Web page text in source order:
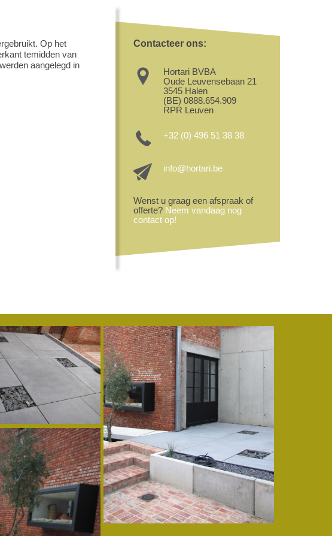
Op het
temidden van
aangelegd in
Contacteer ons:
Hortari BVBA
Oude Leuvensebaan 21
3545 Halen
(BE) 0888.654.909
RPR Leuven
+32 (0) 496 51 38 38
info@hortari.be
Wenst u graag een afspraak of
offerte? Neem vandaag nog
contact op!